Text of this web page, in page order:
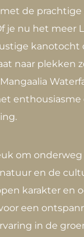
de
je nu het meer
kanotocht
naar plekken
enthousiasme
om onderweg
en de
karakter en
een
in de